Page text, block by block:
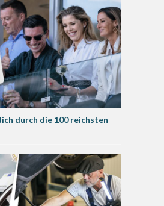
durch die 100 reichsten